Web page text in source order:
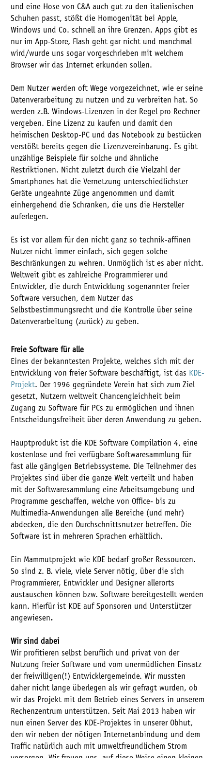
und eine Hose von C&A auch gut zu den italienischen
Schuhen passt, stößt die Homogenität bei Apple,
Windows und Co. schnell an ihre Grenzen. Apps gibt es
nur im App-Store, Flash geht gar nicht und manchmal
wird/wurde uns sogar vorgeschrieben mit welchem
Browser wir das Internet erkunden sollen.
Dem Nutzer werden oft Wege vorgezeichnet, wie er seine
Datenverarbeitung zu nutzen und zu verbreiten hat. So
werden z.B. Windows-Lizenzen in der Regel pro Rechner
vergeben. Eine Lizenz zu kaufen und damit den
heimischen Desktop-PC und das Notebook zu bestücken
verstößt bereits gegen die Lizenzvereinbarung. Es gibt
unzählige Beispiele für solche und ähnliche
Restriktionen. Nicht zuletzt durch die Vielzahl der
Smartphones hat die Vernetzung unterschiedlichster
Geräte ungeahnte Züge angenommen und damit
einhergehend die Schranken, die uns die Hersteller
auferlegen.
Es ist vor allem für den nicht ganz so technik-affinen
Nutzer nicht immer einfach, sich gegen solche
Beschränkungen zu wehren. Unmöglich ist es aber nicht.
Weltweit gibt es zahlreiche Programmierer und
Entwickler, die durch Entwicklung sogenannter freier
Software versuchen, dem Nutzer das
Selbstbestimmungsrecht und die Kontrolle über seine
Datenverarbeitung (zurück) zu geben.
Freie Software für alle
Eines der bekanntesten Projekte, welches sich mit der
Entwicklung von freier Software beschäftigt, ist das KDE-
Projekt. Der 1996 gegründete Verein hat sich zum Ziel
gesetzt, Nutzern weltweit Chancengleichheit beim
Zugang zu Software für PCs zu ermöglichen und ihnen
Entscheidungsfreiheit über deren Anwendung zu geben.
Hauptprodukt ist die KDE Software Compilation 4, eine
kostenlose und frei verfügbare Softwaresammlung für
fast alle gängigen Betriebssysteme. Die Teilnehmer des
Projektes sind über die ganze Welt verteilt und haben
mit der Softwaresammlung eine Arbeitsumgebung und
Programme geschaffen, welche von Office- bis zu
Multimedia-Anwendungen alle Bereiche (und mehr)
abdecken, die den Durchschnittsnutzer betreffen. Die
Software ist in mehreren Sprachen erhältlich.
Ein Mammutprojekt wie KDE bedarf großer Ressourcen.
So sind z. B. viele, viele Server nötig, über die sich
Programmierer, Entwickler und Designer allerorts
austauschen können bzw. Software bereitgestellt werden
kann. Hierfür ist KDE auf Sponsoren und Unterstützer
angewiesen.
Wir sind dabei
Wir profitieren selbst beruflich und privat von der
Nutzung freier Software und vom unermüdlichen Einsatz
der freiwilligen(!) Entwicklergemeinde. Wir mussten
daher nicht lange überlegen als wir gefragt wurden, ob
wir das Projekt mit dem Betrieb eines Servers in unserem
Rechenzentrum unterstützen. Seit Mai 2013 haben wir
nun einen Server des KDE-Projektes in unserer Obhut,
den wir neben der nötigen Internetanbindung und dem
Traffic natürlich auch mit umweltfreundlichem Strom